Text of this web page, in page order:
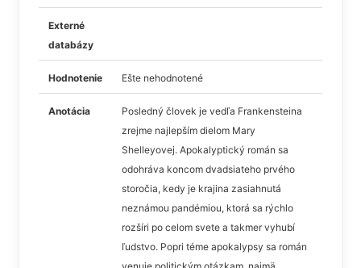
Externé
databázy
Hodnotenie Ešte nehodnotené
Anotácia
Posledný človek je vedľa Frankensteina
zrejme najlepším dielom Mary
Shelleyovej. Apokalyptický román sa
odohráva koncom dvadsiateho prvého
storočia, kedy je krajina zasiahnutá
neznámou pandémiou, ktorá sa rýchlo
rozšíri po celom svete a takmer vyhubí
ľudstvo. Popri téme apokalypsy sa román